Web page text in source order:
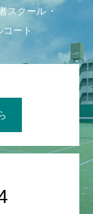
スクール
コート